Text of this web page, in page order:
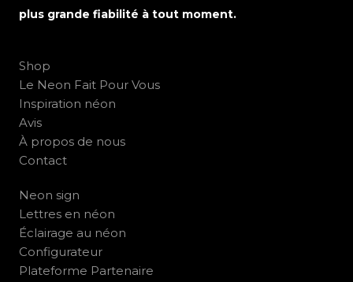
plus grande fiabilité à tout moment.
Shop
Le Neon Fait Pour Vous
Inspiration néon
Avis
À propos de nous
Contact
Neon sign
Lettres en néon
Éclairage au néon
Configurateur
Plateforme Partenaire